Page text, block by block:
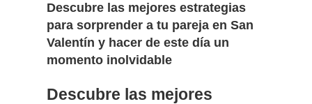
Descubre las mejores estrategias
para sorprender a tu pareja en San
Valentín y hacer de este día un
momento inolvidable
Descubre las mejores